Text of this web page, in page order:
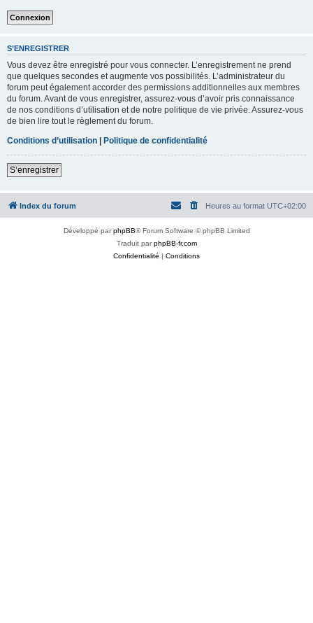
S’ENREGISTRER
Vous devez être enregistré pour vous connecter. L’enregistrement ne prend
que quelques secondes et augmente vos possibilités. L’administrateur du
forum peut également accorder des permissions additionnelles aux membres
du forum. Avant de vous enregistrer, assurez-vous d’avoir pris connaissance
de nos conditions d’utilisation et de notre politique de vie privée. Assurez-vous
de bien lire tout le règlement du forum.
Conditions d’utilisation | Politique de confidentialité
S’enregistrer
Index du forum Heures au format UTC+02:00
Développé parphpBB® Forum Software © phpBB Limited
Traduit parphpBB-fr.com
Confidentialité | Conditions